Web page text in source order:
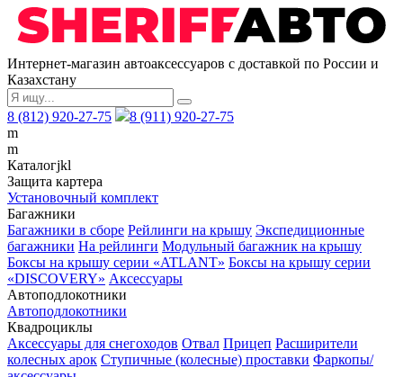
Интернет-магазин автоаксессуаров с доставкой по России и
Казахстану
8 (812) 920-27-75
8 (911) 920-27-75
m
m
Каталогjkl
Защита картера
Установочный комплект
Багажники
Багажники в сборе Рейлинги на крышу Экспедиционные
багажники На рейлинги Модульный багажник на крышу
Боксы на крышу серии «ATLANT» Боксы на крышу серии
«DISCOVERY» Аксессуары
Автоподлокотники
Автоподлокотники
Квадроциклы
Аксессуары для снегоходов Отвал Прицеп Расширители
колесных арок Ступичные (колесные) проставки Фаркопы/